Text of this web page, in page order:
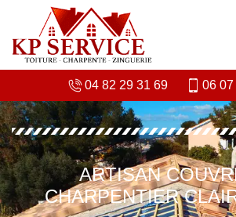
04 82 29 31 69 06
ARTISAN
CHARPENTIER